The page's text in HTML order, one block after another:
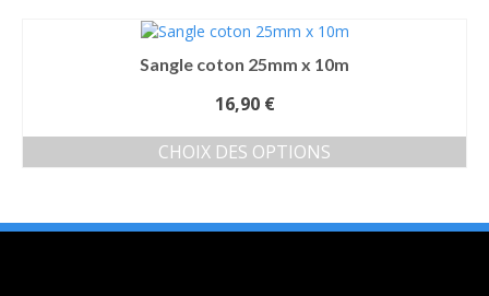
choisies
la
page
du
produit
produit
plusieurs
variations.
Les
options
peuvent
sur
Sangle coton 25mm x 10m
16,90 €
CHOIX DES OPTIONS
a